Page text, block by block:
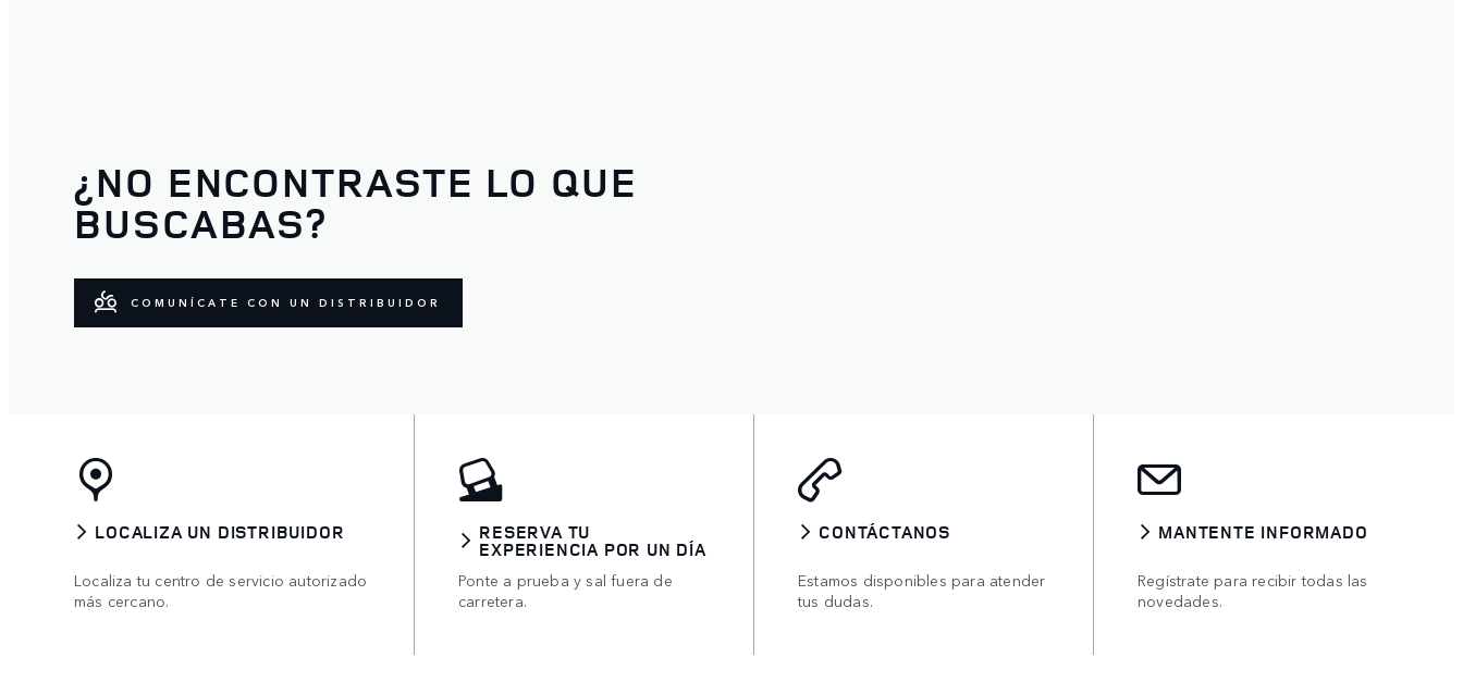
¿NO ENCONTRASTE LO QUE
BUSCABAS?
COMUNÍCATE CON UN DISTRIBUIDOR
LOCALIZA UN DISTRIBUIDOR
Localiza tu centro de servicio autorizado
más cercano.
RESERVA TU
EXPERIENCIA POR UN DÍA
Ponte a prueba y sal fuera de
carretera.
CONTÁCTANOS
Estamos disponibles para atender
tus dudas.
MANTENTE INFORMADO
Regístrate para recibir todas las
novedades.